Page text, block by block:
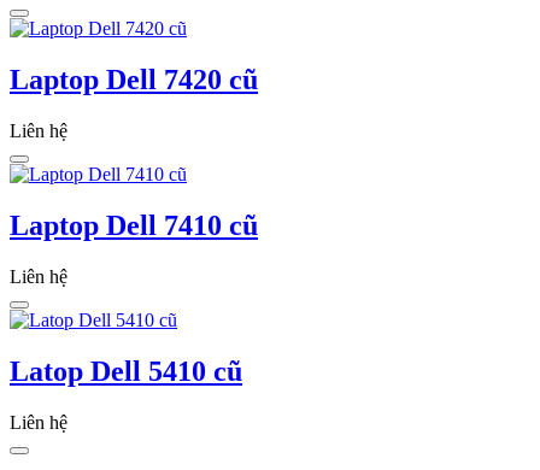
Laptop Dell 7420 cũ
Liên hệ
Laptop Dell 7410 cũ
Liên hệ
Latop Dell 5410 cũ
Liên hệ